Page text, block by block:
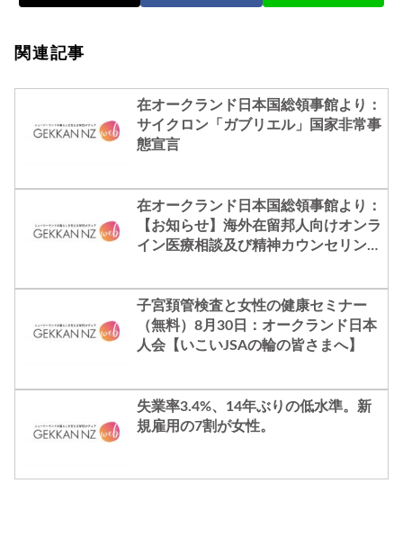
関連記事
在オークランド日本国総領事館より：
サイクロン「ガブリエル」国家非常事
態宣言
在オークランド日本国総領事館より：
【お知らせ】海外在留邦人向けオンラ
イン医療相談及び精神カウンセリン
子宮頚管検査と女性の健康セミナー
（無料）8月30日：オークランド日本
人会【いこいJSAの輪の皆さまへ】
失業率3.4%、14年ぶりの低水準。新
規雇用の7割が女性。